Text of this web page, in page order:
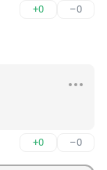
+0 –0
+0 –0